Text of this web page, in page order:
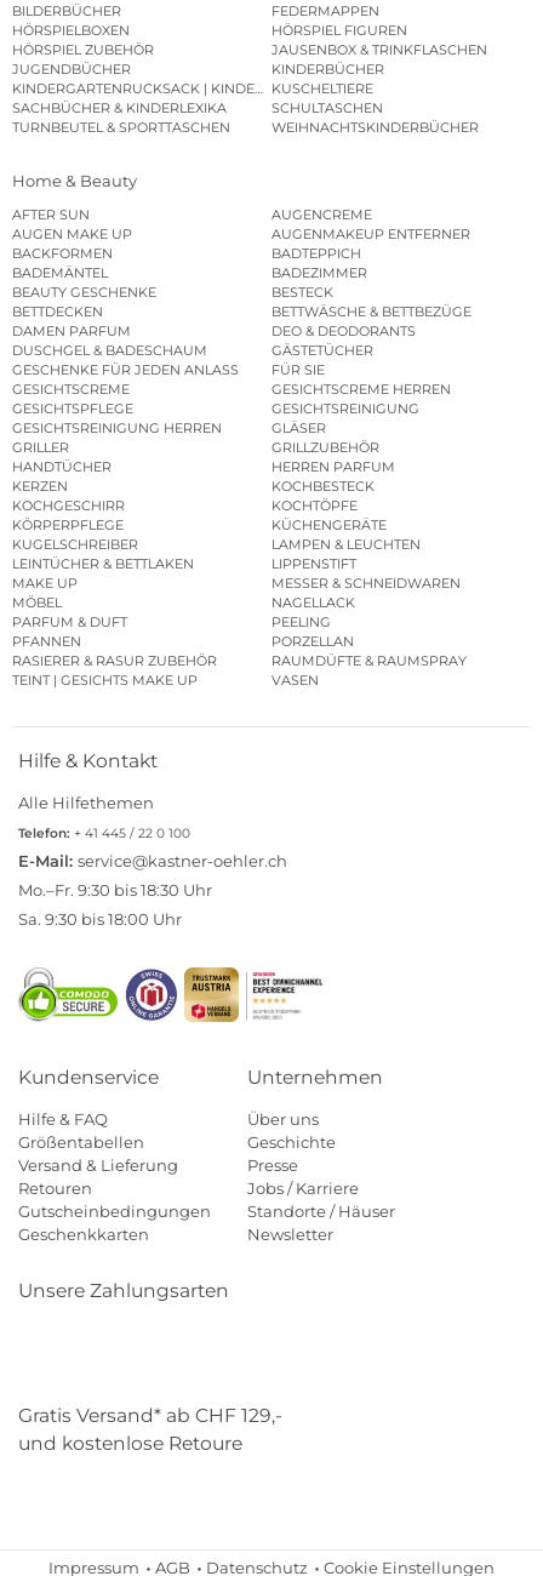
BILDERBÜCHER
FEDERMAPPEN
HÖRSPIELBOXEN
HÖRSPIEL FIGUREN
HÖRSPIEL ZUBEHÖR
JAUSENBOX & TRINKFLASCHEN
JUGENDBÜCHER
KINDERBÜCHER
KINDERGARTENRUCKSACK | KINDERGARTENBEUTEL
KUSCHELTIERE
SACHBÜCHER & KINDERLEXIKA
SCHULTASCHEN
TURNBEUTEL & SPORTTASCHEN
WEIHNACHTSKINDERBÜCHER
Home & Beauty
AFTER SUN
AUGENCREME
AUGEN MAKE UP
AUGENMAKEUP ENTFERNER
BACKFORMEN
BADTEPPICH
BADEMÄNTEL
BADEZIMMER
BEAUTY GESCHENKE
BESTECK
BETTDECKEN
BETTWÄSCHE & BETTBEZÜGE
DAMEN PARFUM
DEO & DEODORANTS
DUSCHGEL & BADESCHAUM
GÄSTETÜCHER
GESCHENKE FÜR JEDEN ANLASS
FÜR SIE
GESICHTSCREME
GESICHTSCREME HERREN
GESICHTSPFLEGE
GESICHTSREINIGUNG
GESICHTSREINIGUNG HERREN
GLÄSER
GRILLER
GRILLZUBEHÖR
HANDTÜCHER
HERREN PARFUM
KERZEN
KOCHBESTECK
KOCHGESCHIRR
KOCHTÖPFE
KÖRPERPFLEGE
KÜCHENGERÄTE
KUGELSCHREIBER
LAMPEN & LEUCHTEN
LEINTÜCHER & BETTLAKEN
LIPPENSTIFT
MAKE UP
MESSER & SCHNEIDWAREN
MÖBEL
NAGELLACK
PARFUM & DUFT
PEELING
PFANNEN
PORZELLAN
RASIERER & RASUR ZUBEHÖR
RAUMDÜFTE & RAUMSPRAY
TEINT | GESICHTS MAKE UP
VASEN
Hilfe & Kontakt
Alle Hilfethemen
Telefon: + 41 445 / 22 0 100
E-Mail: service@kastner-oehler.ch
Mo.–Fr. 9:30 bis 18:30 Uhr
Sa. 9:30 bis 18:00 Uhr
Kundenservice
Hilfe & FAQ
Größentabellen
Versand & Lieferung
Retouren
Gutscheinbedingungen
Geschenkkarten
Unternehmen
Über uns
Geschichte
Presse
Jobs / Karriere
Standorte / Häuser
Newsletter
Unsere Zahlungsarten
Gratis Versand* ab CHF 129,-
und kostenlose Retoure
Impressum AGB Datenschutz Cookie Einstellungen